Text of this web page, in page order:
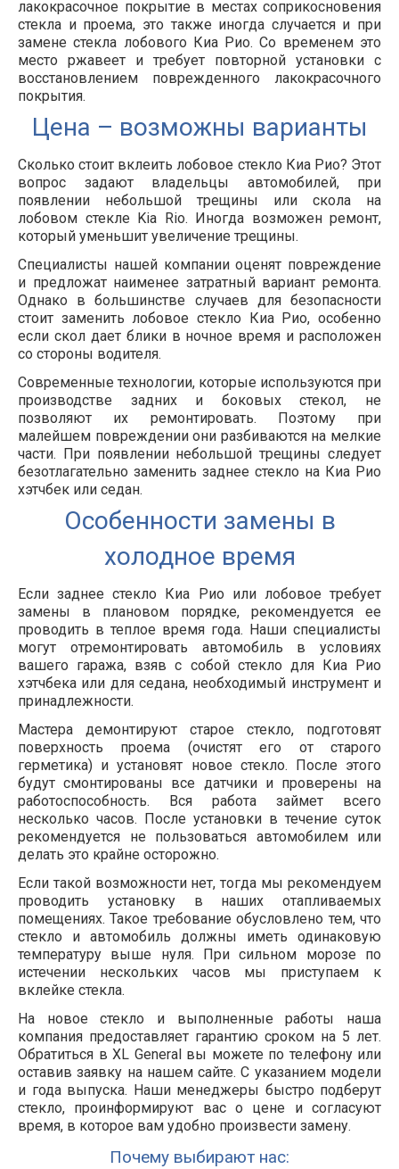
лакокрасочное покрытие в местах соприкосновения
стекла и проема, это также иногда случается и при
замене стекла лобового Киа Рио. Со временем это
место ржавеет и требует повторной установки с
восстановлением поврежденного лакокрасочного
покрытия.
Цена – возможны варианты
Сколько стоит вклеить лобовое стекло Киа Рио? Этот
вопрос задают владельцы автомобилей, при
появлении небольшой трещины или скола на
лобовом стекле Kia Rio. Иногда возможен ремонт,
который уменьшит увеличение трещины.
Специалисты нашей компании оценят повреждение
и предложат наименее затратный вариант ремонта.
Однако в большинстве случаев для безопасности
стоит заменить лобовое стекло Киа Рио, особенно
если скол дает блики в ночное время и расположен
со стороны водителя.
Современные технологии, которые используются при
производстве задних и боковых стекол, не
позволяют их ремонтировать. Поэтому при
малейшем повреждении они разбиваются на мелкие
части. При появлении небольшой трещины следует
безотлагательно заменить заднее стекло на Киа Рио
хэтчбек или седан.
Особенности замены в
холодное время
Если заднее стекло Киа Рио или лобовое требует
замены в плановом порядке, рекомендуется ее
проводить в теплое время года. Наши специалисты
могут отремонтировать автомобиль в условиях
вашего гаража, взяв с собой стекло для Киа Рио
хэтчбека или для седана, необходимый инструмент и
принадлежности.
Мастера демонтируют старое стекло, подготовят
поверхность проема (очистят его от старого
герметика) и установят новое стекло. После этого
будут смонтированы все датчики и проверены на
работоспособность. Вся работа займет всего
несколько часов. После установки в течение суток
рекомендуется не пользоваться автомобилем или
делать это крайне осторожно.
Если такой возможности нет, тогда мы рекомендуем
проводить установку в наших отапливаемых
помещениях. Такое требование обусловлено тем, что
стекло и автомобиль должны иметь одинаковую
температуру выше нуля. При сильном морозе по
истечении нескольких часов мы приступаем к
вклейке стекла.
На новое стекло и выполненные работы наша
компания предоставляет гарантию сроком на 5 лет.
Обратиться в XL General вы можете по телефону или
оставив заявку на нашем сайте. С указанием модели
и года выпуска. Наши менеджеры быстро подберут
стекло, проинформируют вас о цене и согласуют
время, в которое вам удобно произвести замену.
Почему выбирают нас: